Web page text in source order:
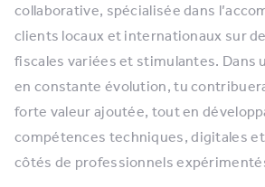
collaborative, spécialisée dans
clients locaux et internationaux sur
fiscales variées et stimulantes. Dans
en constante évolution, tu
forte valeur ajoutée, tout en
compétences techniques, digitales
côtés de professionnels